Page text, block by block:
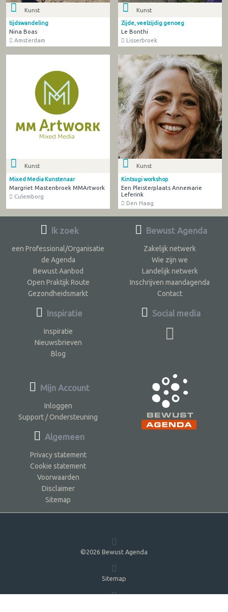
Kunst
tijdswandeling
Nina Boas
Amsterdam
Kunst
Zijde, veelzijdig genoeg
Le Bonthi
Lisserbroek
Kunst
Mixed Media Kunstenaar
Margriet Mastenbroek MMArtwork
Culemborg
Kunst
Kintsugi workshop
Een Pleisterplaats Annemarie
Leferink
Den Haag
Ik zoek
een Professional/Organisatie
de Agenda
Bewust Aanbod
Open Praktijk Route
Gezondheidsmarkt
Inspiratie
Inspiratie
Nieuwsbrieven
Blog
Bewust Agenda
Zakelijk netwerk
Wie zijn we
Landelijk netwerk
Inschrijven maandagenda
Contact
Social media
Mijn Account
Inloggen
Support / Ondersteuning
Algemeen
Privacy statement
Cookie statement
Voorwaarden
Disclaimer
Sitemap
©2026 Bewust Agenda
Sitemap